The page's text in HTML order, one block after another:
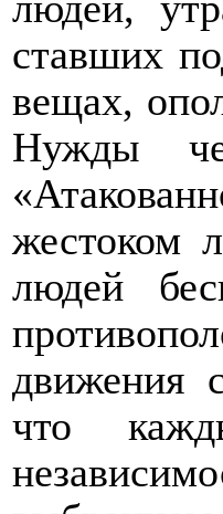
ставших
вещах,
Нужды
жестоком
людей
движения
что